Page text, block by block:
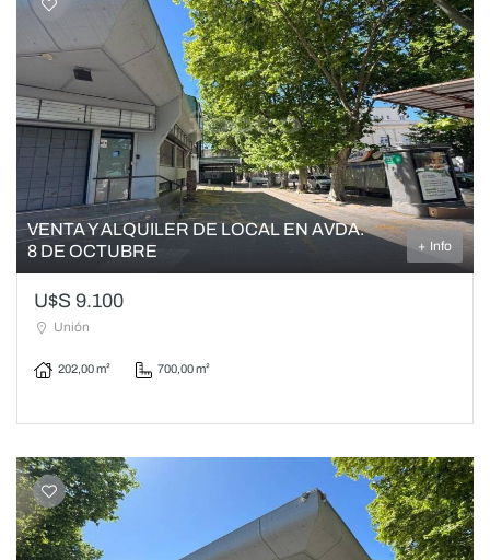
VENTA Y ALQUILER DE LOCAL EN AVDA.
8 DE OCTUBRE
+ Info
U$S 9.100
Unión
202,00 m² 700,00 m²